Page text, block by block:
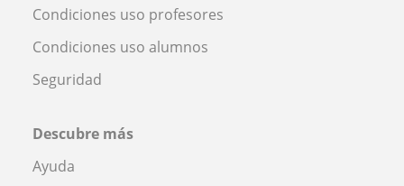
Condiciones uso profesores
Condiciones uso alumnos
Seguridad
Descubre más
Ayuda